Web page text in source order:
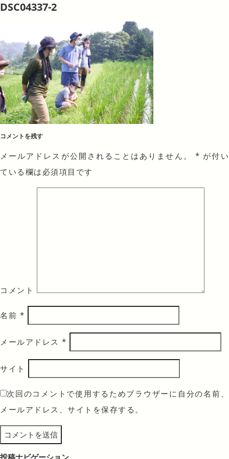
DSC04337-2
コメントを残す
メールアドレスが公開されることはありません。 * が付い
ている欄は必須項目です
コメント
名前 *
メールアドレス *
サイト
次回のコメントで使用するためブラウザーに自分の名前、
メールアドレス、サイトを保存する。
投稿ナビゲーション